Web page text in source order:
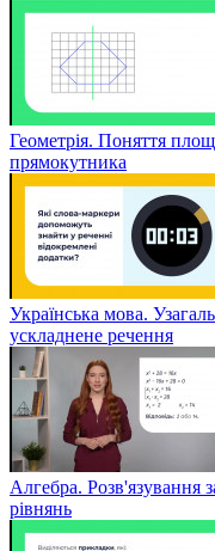
Геометрія. Поняття
прямокутника
Українська мова.
ускладнене речення
Алгебра. Розв'язування
рівнянь